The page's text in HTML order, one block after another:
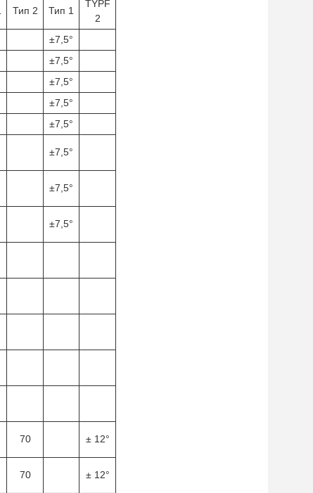
Тип 2 Тип 1
TYPF
2
±7,5°
±7,5°
±7,5°
±7,5°
±7,5°
±7,5°
±7,5°
±7,5°
70 ± 12°
70 ± 12°